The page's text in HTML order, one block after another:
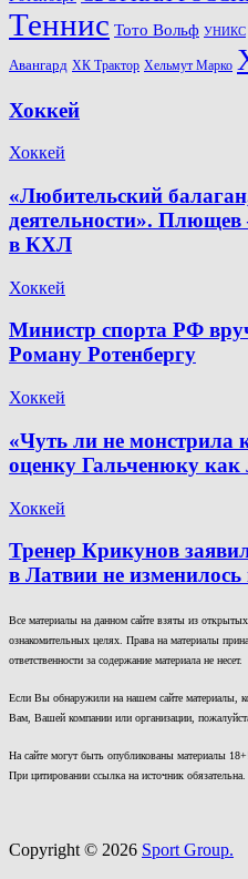
Теннис Тото Вольф УНИКС
Авангард ХК Трактор Хельмут Марко
Хоккей
Хоккей
«Любительский
деятельности».
в КХЛ
Хоккей
Министр спорта РФ
Роману Ротенбергу
Хоккей
«Чуть ли не монстрила
оценку Гальченюку как
Хоккей
Тренер Крикунов
в Латвии не
Все материалы на данном сайте взяты из
ознакомительных целях. Права на материалы
ответственности за содержание материала не несет.
Если Вы обнаружили на нашем сайте материалы,
Вам, Вашей компании или организации,
На сайте могут быть опубликованы материалы
При цитировании ссылка на источник обязательна.
Copyright © 2026 Sport Group.